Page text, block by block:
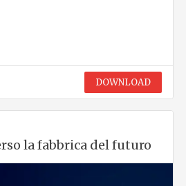
DOWNLOAD
la fabbrica del futuro